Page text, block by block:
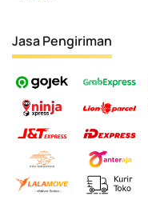
Jasa Pengiriman